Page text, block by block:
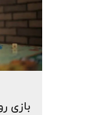
بازی